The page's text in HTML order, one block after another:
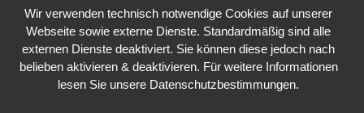
Das Leben des Lachs
Wir verwenden technisch notwendige Cookies auf unserer
Webseite sowie externe Dienste. Standardmäßig sind alle
externen Dienste deaktiviert. Sie können diese jedoch nach
belieben aktivieren & deaktivieren. Für weitere Informationen
lesen Sie unsere Datenschutzbestimmungen.